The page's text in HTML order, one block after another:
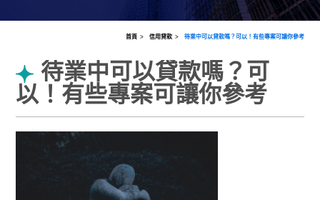
首頁 信用貸款 待業中可以貸款嗎？可以！有些專案可讓你參考
待業中可以貸款嗎？可
以！有些專案可讓你參考